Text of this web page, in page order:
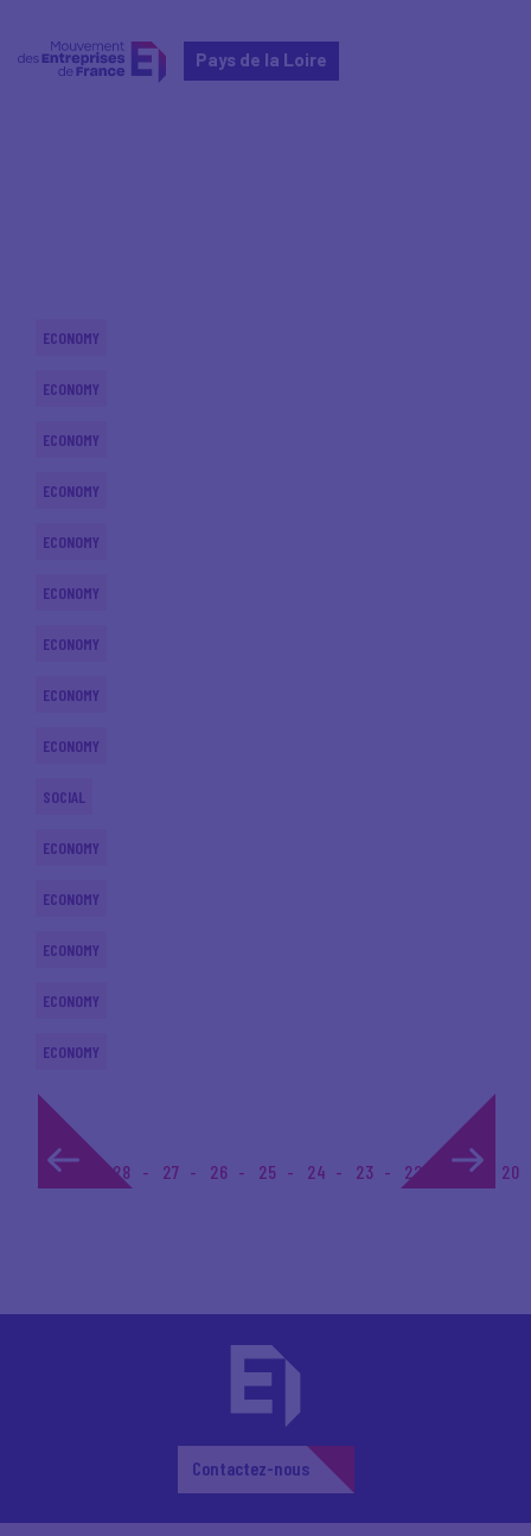
Pays de la Loire
ECONOMY
ECONOMY
ECONOMY
ECONOMY
ECONOMY
ECONOMY
ECONOMY
ECONOMY
ECONOMY
SOCIAL
ECONOMY
ECONOMY
ECONOMY
ECONOMY
ECONOMY
1... 28 27 26 25 24 23 22 20
Contactez-nous